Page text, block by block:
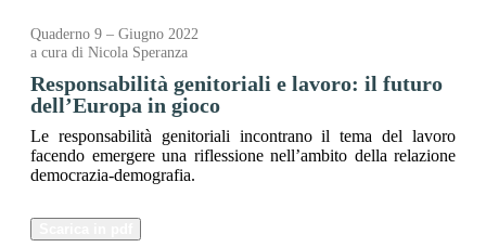
Quaderno 9 – Giugno 2022
a cura di Nicola Speranza
Responsabilità genitoriali e lavoro: il futuro
dell’Europa in gioco
Le responsabilità genitoriali incontrano il tema del lavoro
facendo emergere una riflessione nell’ambito della relazione
democrazia-demografia.